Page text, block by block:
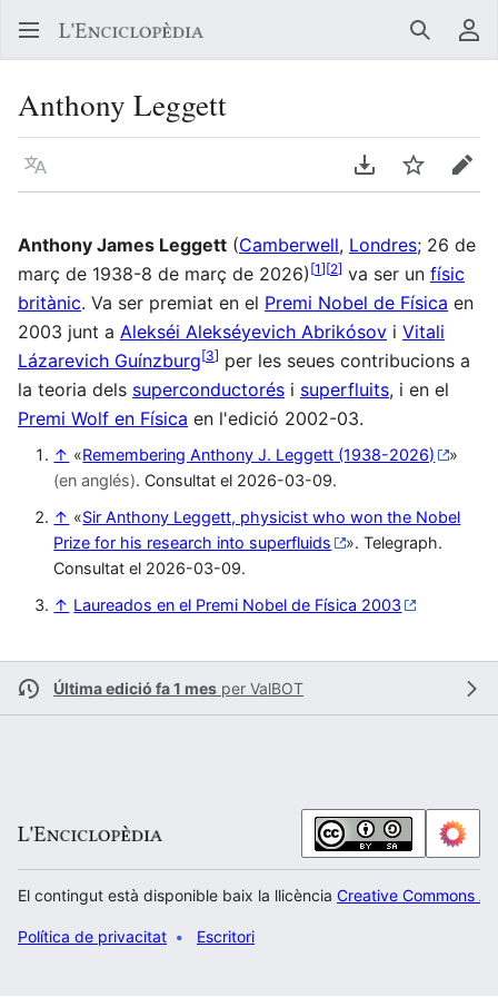
Buscar
Anthony Leggett
Llegir en un atre idioma Descarregar en
Vigilar
Anthony James Leggett (Camberwell, Londres; 26 de
març de 1938-8 de març de 2026) [1][2] va ser un físic
britànic. Va ser premiat en el Premi Nobel de Física en
2003 junt a Alekséi Alekséyevich Abrikósov i Vitali
Lázarevich Guínzburg[3] per les seues contribucions a
la teoria dels superconductorés i superfluits, i en el
Premi Wolf en Física en l'edició 2002-03.
↑ «Remembering Anthony J. Leggett (1938-2026)
»
(en anglés). Consultat el 2026-03-09.
↑ «Sir Anthony Leggett, physicist who won the Nobel
Prize for his research into superfluids
». Telegraph.
Consultat el 2026-03-09.
↑ Laureados en el Premi Nobel de Física 2003
Última edició fa 1 mes per ValBOT
El contingut està disponible baix la llicència Creative Commons
Política de privacitat Escritori